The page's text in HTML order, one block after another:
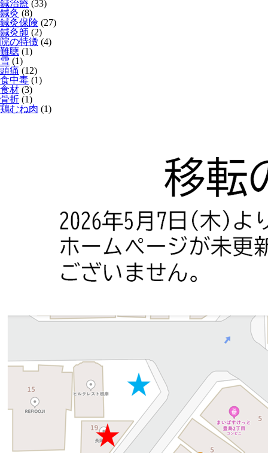
鍼治療 (33)
鍼灸 (8)
鍼灸保険 (27)
鍼灸師 (2)
院の特徴 (4)
難聴 (1)
雪 (1)
頭痛 (12)
食中毒 (1)
食材 (3)
骨折 (1)
鶏むね肉 (1)